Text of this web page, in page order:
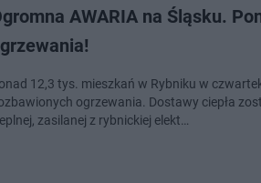
AWARIA na Śląsku.
12,3 tys. mieszkań w Rybniku w
ogrzewania. Dostawy ciepła
zasilanej z rybnickiej elekt…